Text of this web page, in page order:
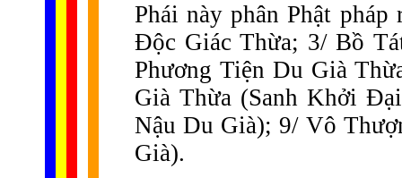
Phái này phân Phật
Độc Giác Thừa; 3/ Bồ
Phương Tiện Du Già
Già Thừa (Sanh Khởi
Nậu Du Già); 9/ Vô
Già).